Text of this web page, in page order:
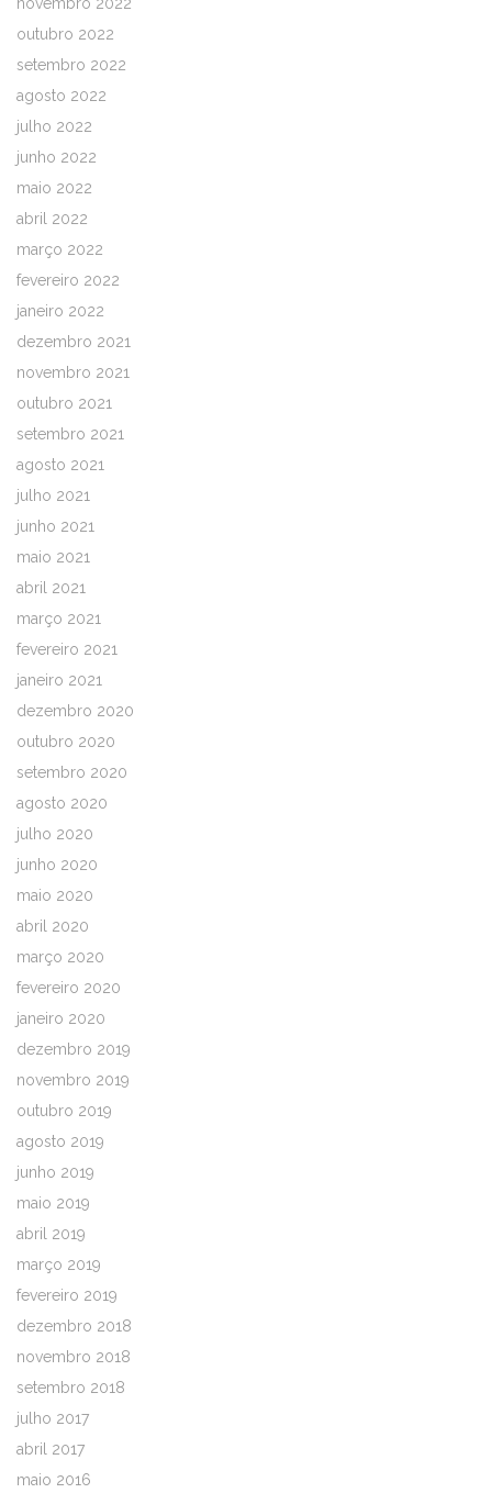
novembro 2022
outubro 2022
setembro 2022
agosto 2022
julho 2022
junho 2022
maio 2022
abril 2022
março 2022
fevereiro 2022
janeiro 2022
dezembro 2021
novembro 2021
outubro 2021
setembro 2021
agosto 2021
julho 2021
junho 2021
maio 2021
abril 2021
março 2021
fevereiro 2021
janeiro 2021
dezembro 2020
outubro 2020
setembro 2020
agosto 2020
julho 2020
junho 2020
maio 2020
abril 2020
março 2020
fevereiro 2020
janeiro 2020
dezembro 2019
novembro 2019
outubro 2019
agosto 2019
junho 2019
maio 2019
abril 2019
março 2019
fevereiro 2019
dezembro 2018
novembro 2018
setembro 2018
julho 2017
abril 2017
maio 2016